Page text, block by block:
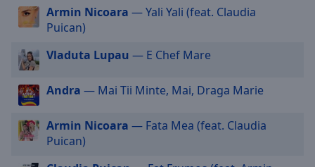
Picture
Fullscreen
modal
window.
Beginning
dialog
Armin Nicoara — Yali Yali (feat. Claudia
Puican)
Vladuta Lupau — E Chef Mare
Andra — Mai Tii Minte, Mai, Draga Marie
Armin Nicoara — Fata Mea (feat. Claudia
Puican)